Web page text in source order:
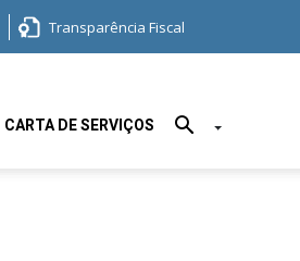
Transparência Fiscal
CARTA DE SERVIÇOS